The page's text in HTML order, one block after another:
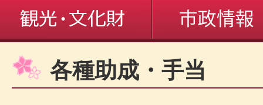
各種助成・手当